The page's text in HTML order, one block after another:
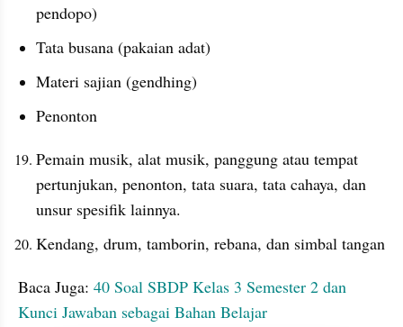
pendopo)
Tata busana (pakaian adat)
Materi sajian (gendhing)
Penonton
Pemain musik, alat musik, panggung atau tempat
pertunjukan, penonton, tata suara, tata cahaya, dan
unsur spesifik lainnya.
Kendang, drum, tamborin, rebana, dan simbal tangan
Baca Juga: 40 Soal SBDP Kelas 3 Semester 2 dan
Kunci Jawaban sebagai Bahan Belajar